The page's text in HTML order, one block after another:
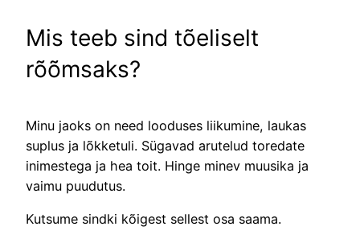
Mis teeb sind tõeliselt
rõõmsaks?
Minu jaoks on need looduses liikumine, laukas
suplus ja lõkketuli. Sügavad arutelud toredate
inimestega ja hea toit. Hinge minev muusika ja
vaimu puudutus.
Kutsume sindki kõigest sellest osa saama.